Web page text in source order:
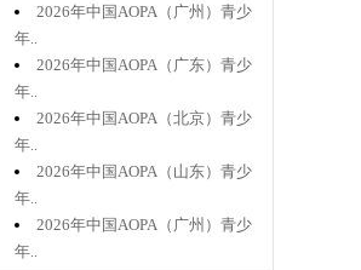
2026年中国AOPA（广州）青少
年..
2026年中国AOPA（广东）青少
年..
2026年中国AOPA（北京）青少
年..
2026年中国AOPA（山东）青少
年..
2026年中国AOPA（广州）青少
年..